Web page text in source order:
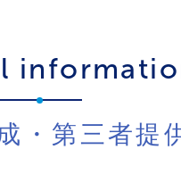
・第三者提